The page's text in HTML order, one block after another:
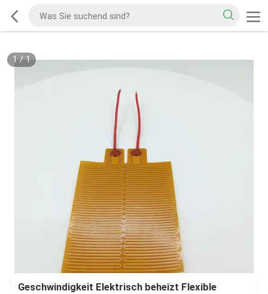
1/ 1
Geschwindigkeit Elektrisch beheizt Flexible